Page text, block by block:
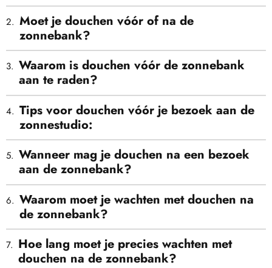
Moet je douchen vóór of na de
zonnebank?
Waarom is douchen vóór de zonnebank
aan te raden?
Tips voor douchen vóór je bezoek aan de
zonnestudio:
Wanneer mag je douchen na een bezoek
aan de zonnebank?
Waarom moet je wachten met douchen na
de zonnebank?
Hoe lang moet je precies wachten met
douchen na de zonnebank?